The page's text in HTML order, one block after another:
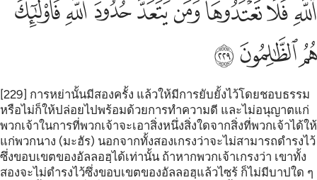
ﲾﲿﳀﳁﳂﳃﳄﳅﳆ
ﳇﳈﳉ
[229] การหย่านั้นมีสองครั้ง แล้วให้มีการยับยั้งไว้โดยชอบธรรม
หรือไม่ก็ให้ปล่อยไปพร้อมด้วยการทำความดี และไม่อนุญาตแก่
พวกเจ้าในการที่พวกเจ้าจะเอาสิ่งหนึ่งสิ่งใดจากสิ่งที่พวกเจ้าได้ให้
แก่พวกนาง (มะฮัร) นอกจากทั้งสองเกรงว่าจะไม่สามารถดำรงไว้
ซึ่งขอบเขตของอัลลอฮฺได้เท่านั้น ถ้าหากพวกเจ้าเกรงว่า เขาทั้ง
สองจะไม่ดำรงไว้ซึ่งขอบเขตของอัลลอฮฺแล้วไซร้ ก็ไม่มีบาปใด ๆ